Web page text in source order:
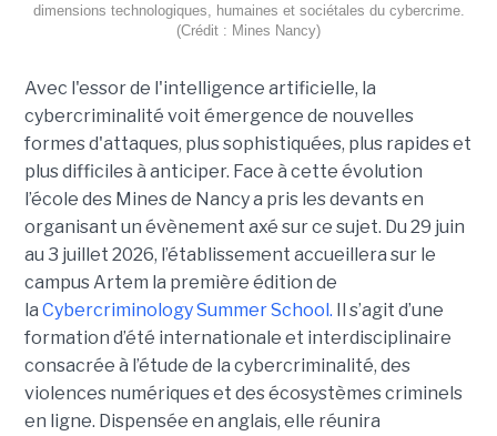
dimensions technologiques, humaines et sociétales du cybercrime.
(Crédit : Mines Nancy)
Avec l'essor de l'intelligence artificielle, la
cybercriminalité voit émergence de nouvelles
formes d'attaques, plus sophistiquées, plus rapides et
plus difficiles à anticiper. Face à cette évolution
l’école des Mines de Nancy a pris les devants en
organisant un évènement axé sur ce sujet. Du 29 juin
au 3 juillet 2026, l’établissement accueillera sur le
campus Artem la première édition de
la Cybercriminology Summer School. Il s’agit d’une
formation d’été internationale et interdisciplinaire
consacrée à l’étude de la cybercriminalité, des
violences numériques et des écosystèmes criminels
en ligne. Dispensée en anglais, elle réunira